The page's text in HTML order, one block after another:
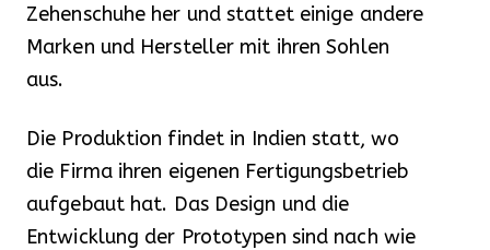
Zehenschuhe her und stattet einige andere
Marken und Hersteller mit ihren Sohlen
aus.
Die Produktion findet in Indien statt, wo
die Firma ihren eigenen Fertigungsbetrieb
aufgebaut hat. Das Design und die
Entwicklung der Prototypen sind nach wie